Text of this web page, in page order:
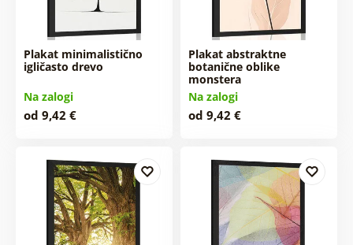
Plakat minimalistično
igličasto drevo
Na zalogi
od 9,42 €
Plakat abstraktne
botanične oblike
monstera
Na zalogi
od 9,42 €